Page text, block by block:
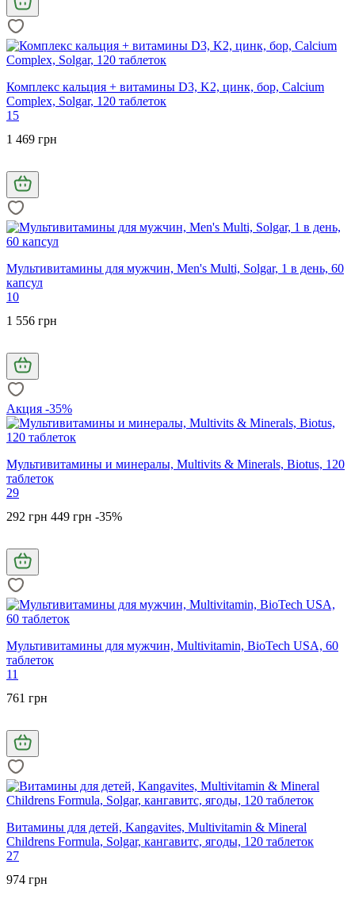
Комплекс кальция + витамины D3, K2, цинк, бор, Calcium
Complex, Solgar, 120 таблеток
15
1 469 грн
Мультивитамины для мужчин, Men's Multi, Solgar, 1 в день, 60
капсул
10
1 556 грн
Акция -35%
Мультивитамины и минералы, Multivits & Minerals, Biotus, 120
таблеток
29
292 грн 449 грн -35%
Мультивитамины для мужчин, Multivitamin, BioTech USA, 60
таблеток
11
761 грн
Витамины для детей, Kangavites, Multivitamin & Mineral
Childrens Formula, Solgar, кангавитс, ягоды, 120 таблеток
27
974 грн